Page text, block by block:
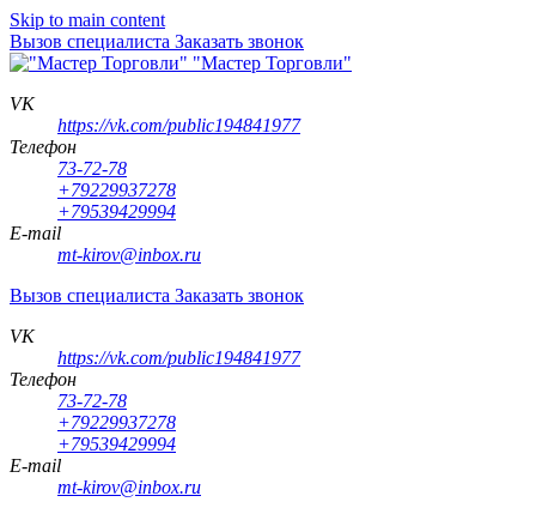
Skip to main content
Вызов специалиста Заказать звонок
"Мастер Торговли"
VK
https://vk.com/public194841977
Телефон
73-72-78
+79229937278
+79539429994
E-mail
mt-kirov@inbox.ru
Вызов специалиста Заказать звонок
VK
https://vk.com/public194841977
Телефон
73-72-78
+79229937278
+79539429994
E-mail
mt-kirov@inbox.ru